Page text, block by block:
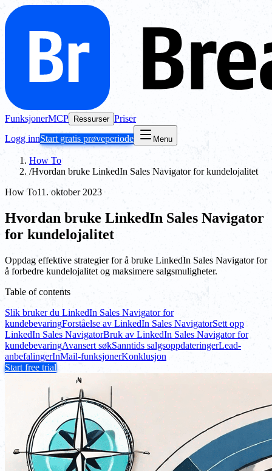
FunksjonerMCP Ressurser Priser
Logg innStart gratis prøveperiode Menu
How To
/Hvordan bruke LinkedIn Sales Navigator for kundelojalitet
How To11. oktober 2023
Hvordan bruke LinkedIn Sales Navigator
for kundelojalitet
Oppdag effektive strategier for å bruke LinkedIn Sales Navigator for
å forbedre kundelojalitet og maksimere salgsmuligheter.
Table of contents
Slik bruker du LinkedIn Sales Navigator for
kundebevaringForståelse av LinkedIn Sales NavigatorSett opp
LinkedIn Sales NavigatorBruk av LinkedIn Sales Navigator for
kundebevaringAvansert søkSanntids salgsoppdateringerLead-
anbefalingerInMail-funksjonerKonklusjon
Start free trial